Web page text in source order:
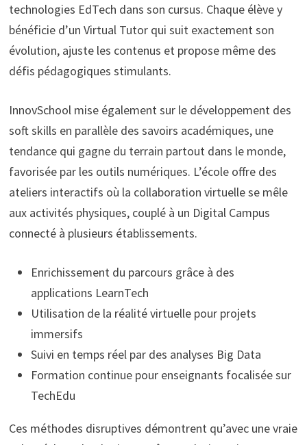
technologies EdTech dans son cursus. Chaque élève y
bénéficie d’un Virtual Tutor qui suit exactement son
évolution, ajuste les contenus et propose même des
défis pédagogiques stimulants.
InnovSchool mise également sur le développement des
soft skills en parallèle des savoirs académiques, une
tendance qui gagne du terrain partout dans le monde,
favorisée par les outils numériques. L’école offre des
ateliers interactifs où la collaboration virtuelle se mêle
aux activités physiques, couplé à un Digital Campus
connecté à plusieurs établissements.
Enrichissement du parcours grâce à des
applications LearnTech
Utilisation de la réalité virtuelle pour projets
immersifs
Suivi en temps réel par des analyses Big Data
Formation continue pour enseignants focalisée sur
TechEdu
Ces méthodes disruptives démontrent qu’avec une vraie